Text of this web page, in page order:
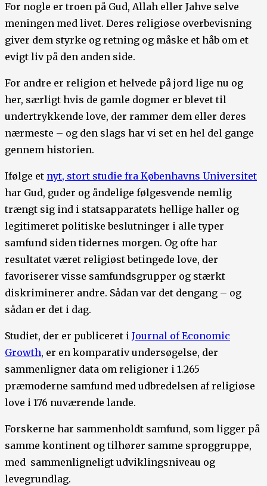
For nogle er troen på Gud, Allah eller Jahve selve
meningen med livet. Deres religiøse overbevisning
giver dem styrke og retning og måske et håb om et
evigt liv på den anden side.
For andre er religion et helvede på jord lige nu og
her, særligt hvis de gamle dogmer er blevet til
undertrykkende love, der rammer dem eller deres
nærmeste – og den slags har vi set en hel del gange
gennem historien.
Ifølge et nyt, stort studie fra Københavns Universitet
har Gud, guder og åndelige følgesvende nemlig
trængt sig ind i statsapparatets hellige haller og
legitimeret politiske beslutninger i alle typer
samfund siden tidernes morgen. Og ofte har
resultatet været religiøst betingede love, der
favoriserer visse samfundsgrupper og stærkt
diskriminerer andre. Sådan var det dengang – og
sådan er det i dag.
Studiet, der er publiceret i Journal of Economic
Growth, er en komparativ undersøgelse, der
sammenligner data om religioner i 1.265
præmoderne samfund med udbredelsen af religiøse
love i 176 nuværende lande.
Forskerne har sammenholdt samfund, som ligger på
samme kontinent og tilhører samme sproggruppe,
med sammenligneligt udviklingsniveau og
levegrundlag.